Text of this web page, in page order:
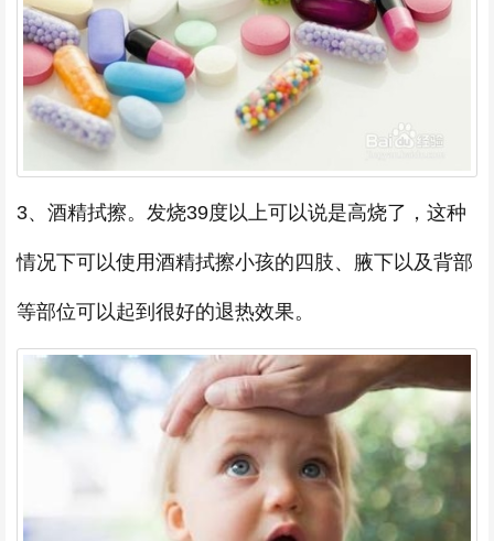
3、酒精拭擦。发烧39度以上可以说是高烧了，这种
情况下可以使用酒精拭擦小孩的四肢、腋下以及背部
等部位可以起到很好的退热效果。